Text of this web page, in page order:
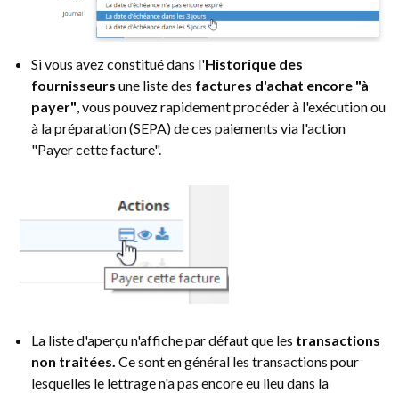
Si vous avez constitué dans l'Historique des
fournisseurs une liste des factures d'achat encore "à
payer", vous pouvez rapidement procéder à l'exécution ou
à la préparation (SEPA) de ces paiements via l'action
"Payer cette facture".
La liste d'aperçu n'affiche par défaut que les transactions
non traitées. Ce sont en général les transactions pour
lesquelles le lettrage n'a pas encore eu lieu dans la